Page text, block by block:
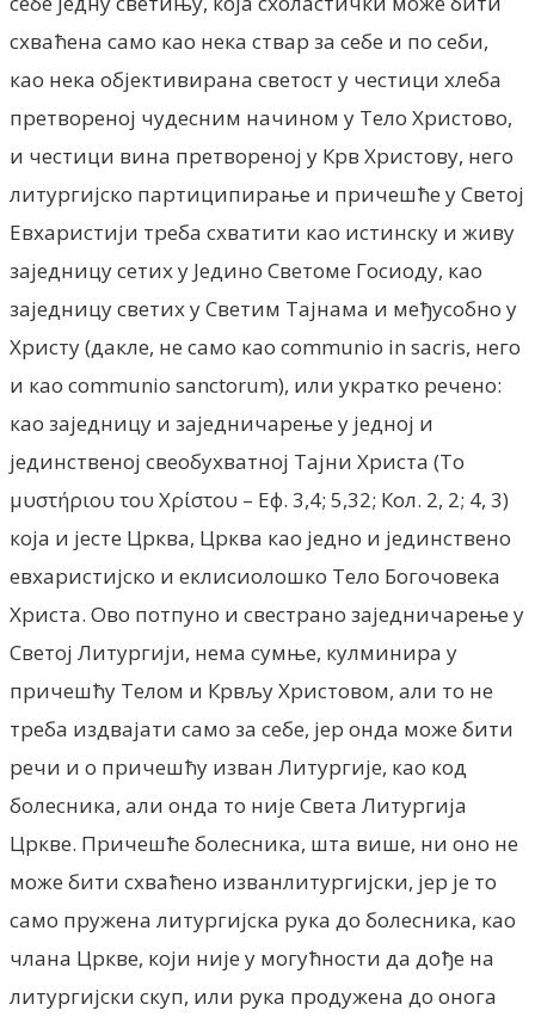
схваћена само као нека ствар за себе и по себи,
као нека објективирана светост у честици хлеба
претвореној чудесним начином у Тело Христово,
и честици вина претвореној у Крв Христову, него
литургијско партиципирање и причешће у Светој
Евхаристији треба схватити као истинску и живу
заједницу сетих у Једино Светоме Госиоду, као
заједницу светих у Светим Тајнама и међусобно у
Христу (дакле, не само као communio in sacris, него
и као communio sanctorum), или укратко речено:
као заједницу и заједничарење у једној и
јединственој свеобухватној Тајни Христа (То
μυστήριου του Χρίστου – Еф. 3,4; 5,32; Кол. 2, 2; 4, 3)
која и јесте Црква, Црква као једно и јединствено
евхаристијско и еклисиолошко Тело Богочовека
Христа. Ово потпуно и свестрано заједничарење у
Светој Литургији, нема сумње, кулминира у
причешћу Телом и Крвљу Христовом, али то не
треба издвајати само за себе, јер онда може бити
речи и о причешћу изван Литургије, као код
болесника, али онда то није Света Литургија
Цркве. Причешће болесника, шта више, ни оно не
може бити схваћено изванлитургијски, jep je то
само пружена литургијска рука до болесника, као
члана Цркве, који није у могућности да дође на
литургијски скуп, или рука продужена до онога